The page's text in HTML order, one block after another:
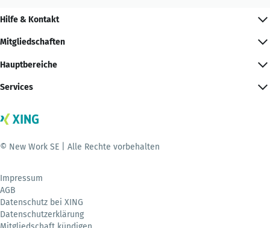
Hilfe & Kontakt
Mitgliedschaften
Hauptbereiche
Services
© New Work SE | Alle Rechte vorbehalten
Impressum
AGB
Datenschutz bei XING
Datenschutzerklärung